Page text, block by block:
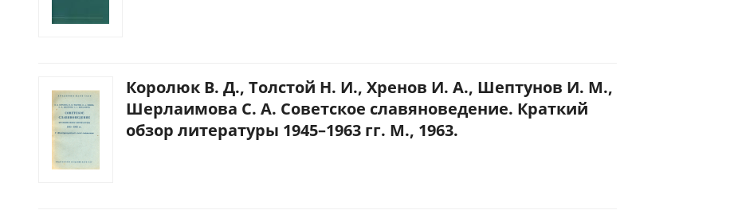
Королюк В. Д., Толстой Н. И., Хренов И. А., Шептунов И. М.,
Шерлаимова С. А. Советское славяноведение. Краткий
обзор литературы 1945–1963 гг. М., 1963.